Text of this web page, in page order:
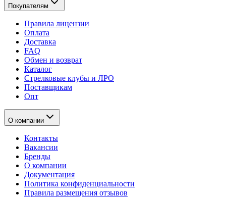
Покупателям
Правила лицензии
Оплата
Доставка
FAQ
Обмен и возврат
Каталог
Стрелковые клубы и ЛРО
Поставщикам
Опт
О компании
Контакты
Вакансии
Бренды
О компании
Документация
Политика конфиденциальности
Правила размещения отзывов